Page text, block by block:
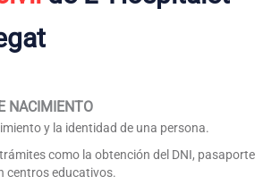
NACIMIENTO
y la identidad de una persona.
como la obtención del DNI, pasaporte
centros educativos.